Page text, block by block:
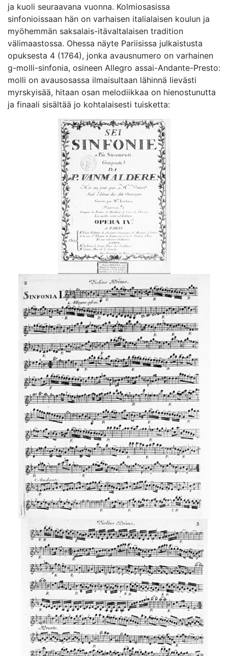
ja kuoli seuraavana vuonna. Kolmiosasissa
sinfonioissaan hän on varhaisen italialaisen koulun ja
myöhemmän saksalais-itävaltalaisen tradition
välimaastossa. Ohessa näyte Pariisissa julkaistusta
opuksesta 4 (1764), jonka avausnumero on varhainen
g-molli-sinfonia, osineen Allegro assai-Andante-Presto:
molli on avausosassa ilmaisultaan lähinnä lievästi
myrskyisää, hitaan osan melodiikkaa on hienostunutta
ja finaali sisältää jo kohtalaisesti tuisketta: